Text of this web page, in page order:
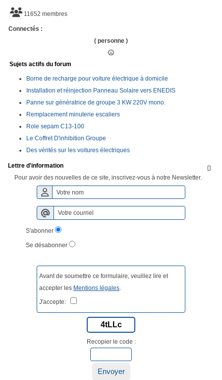
11652 membres
Connectés :
( personne )
Sujets actifs du forum
Borne de recharge pour voiture électrique à domicile
Installation et réinjection Panneau Solaire vers ENEDIS
Panne sur génératrice de groupe 3 KW 220V mono.
Remplacement minuterie escaliers
Role sepam C13-100
Le Coffret D'inhibition Groupe
Des vérités sur les voitures électriques

Lettre d'information
Pour avoir des nouvelles de ce site, inscrivez-vous à notre Newsletter.
S'abonner
Se désabonner
Avant de soumettre ce formulaire, veuillez lire et
accepter les Mentions légales.
J'accepte:
4tLLc
Recopier le code :
Envoyer